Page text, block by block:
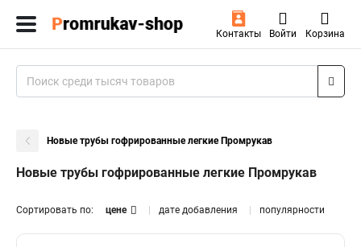
Контакты Войти Корзина
Новые трубы гофрированные легкие Промрукав
Новые трубы гофрированные легкие Промрукав
Сортировать по: цене дате добавления популярности